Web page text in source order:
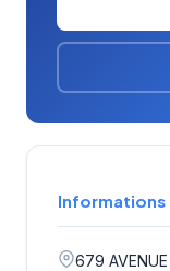
Informations
679